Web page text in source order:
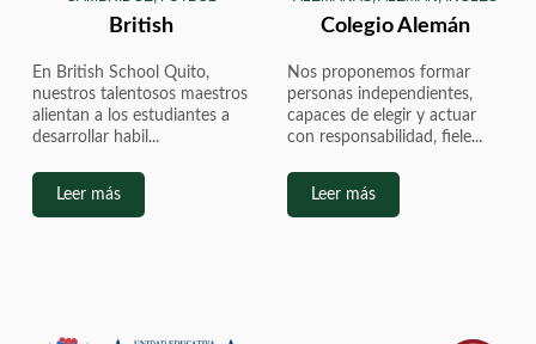
British
En British School Quito,
nuestros talentosos maestros
alientan a los estudiantes a
desarrollar habil...
Leer más
Colegio Alemán
Nos proponemos formar
personas independientes,
capaces de elegir y actuar
con responsabilidad, fiele...
Leer más